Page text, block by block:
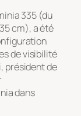
335 (du
cm), a été
de visibilité
président de
dans